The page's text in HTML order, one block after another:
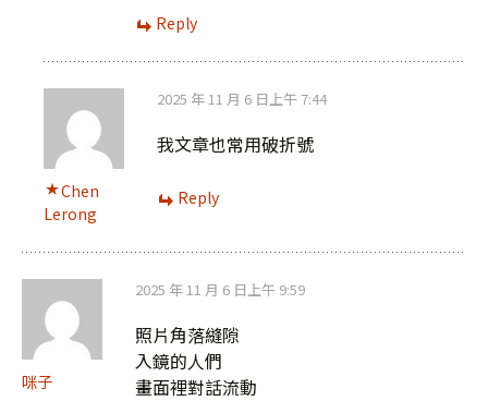
Reply
Chen
Lerong
2025 年 11 月 6 日上午 7:44
我文章也常用破折號
Reply
咪子
2025 年 11 月 6 日上午 9:59
照片角落縫隙
入鏡的人們
畫面裡對話流動